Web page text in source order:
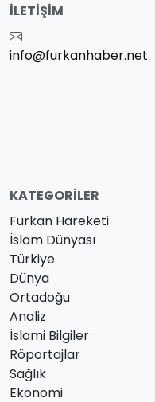
İLETIŞIM
info@furkanhaber.net
KATEGORILER
Furkan Hareketi
İslam Dünyası
Türkiye
Dünya
Ortadoğu
Analiz
İslami Bilgiler
Röportajlar
Sağlık
Ekonomi